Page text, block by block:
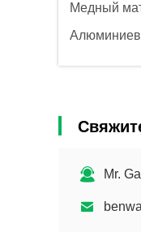
Медный
Mr.